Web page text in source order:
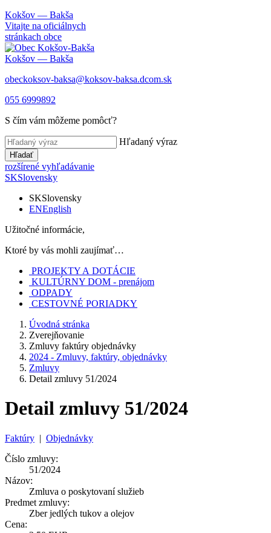
Kokšov — Bakša
Vitajte na oficiálnych
stránkach obce
Kokšov — Bakša
obeckoksov-baksa@koksov-baksa.dcom.sk
055 6999892
S čím vám môžeme pomôcť?
Hľadaný výraz
Hľadať
rozšírené vyhľadávanie
SKSlovensky
SKSlovensky
ENEnglish
Užitočné informácie,
Ktoré by vás mohli zaujímať…
PROJEKTY A DOTÁCIE
KULTÚRNY DOM - prenájom
ODPADY
CESTOVNÉ PORIADKY
Úvodná stránka
Zverejňovanie
Zmluvy faktúry objednávky
2024 - Zmluvy, faktúry, objednávky
Zmluvy
Detail zmluvy 51/2024
Detail zmluvy 51/2024
Faktúry | Objednávky
Číslo zmluvy:
51/2024
Názov:
Zmluva o poskytovaní služieb
Predmet zmluvy:
Zber jedlých tukov a olejov
Cena: